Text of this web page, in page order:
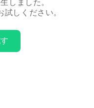
しました。
試しください。